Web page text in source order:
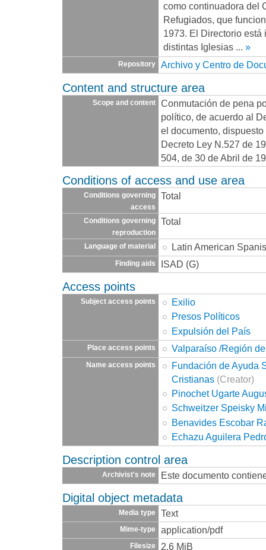
como continuadora del
Refugiados, que
1973. El Directorio está
distintas Iglesias ... »
Repository Archivo y Centro de
Content and structure area
Scope and content
Conmutación de pena
político, de acuerdo al
el documento,
Decreto Ley N.527 de
504, de 30 de Abril de
Conditions of access and use area
Conditions governing
access
Total
Conditions governing
reproduction
Total
Language of material Latin American
Finding aids ISAD (G)
Access points
Subject access points
Exilio
Presos Políticos
Expulsión del País
Place access points Valparaíso /Región
Name access points
Fundación de Ayuda
Cristianas (Creator)
Pinochet Ugarte
Schweitzer Speisky
Benavides Escobar
Echazu Aguilera
Description control area
Archivist's note Este documento
Digital object metadata
Media type Text
Mime-type application/pdf
Filesize 2.6 MiB